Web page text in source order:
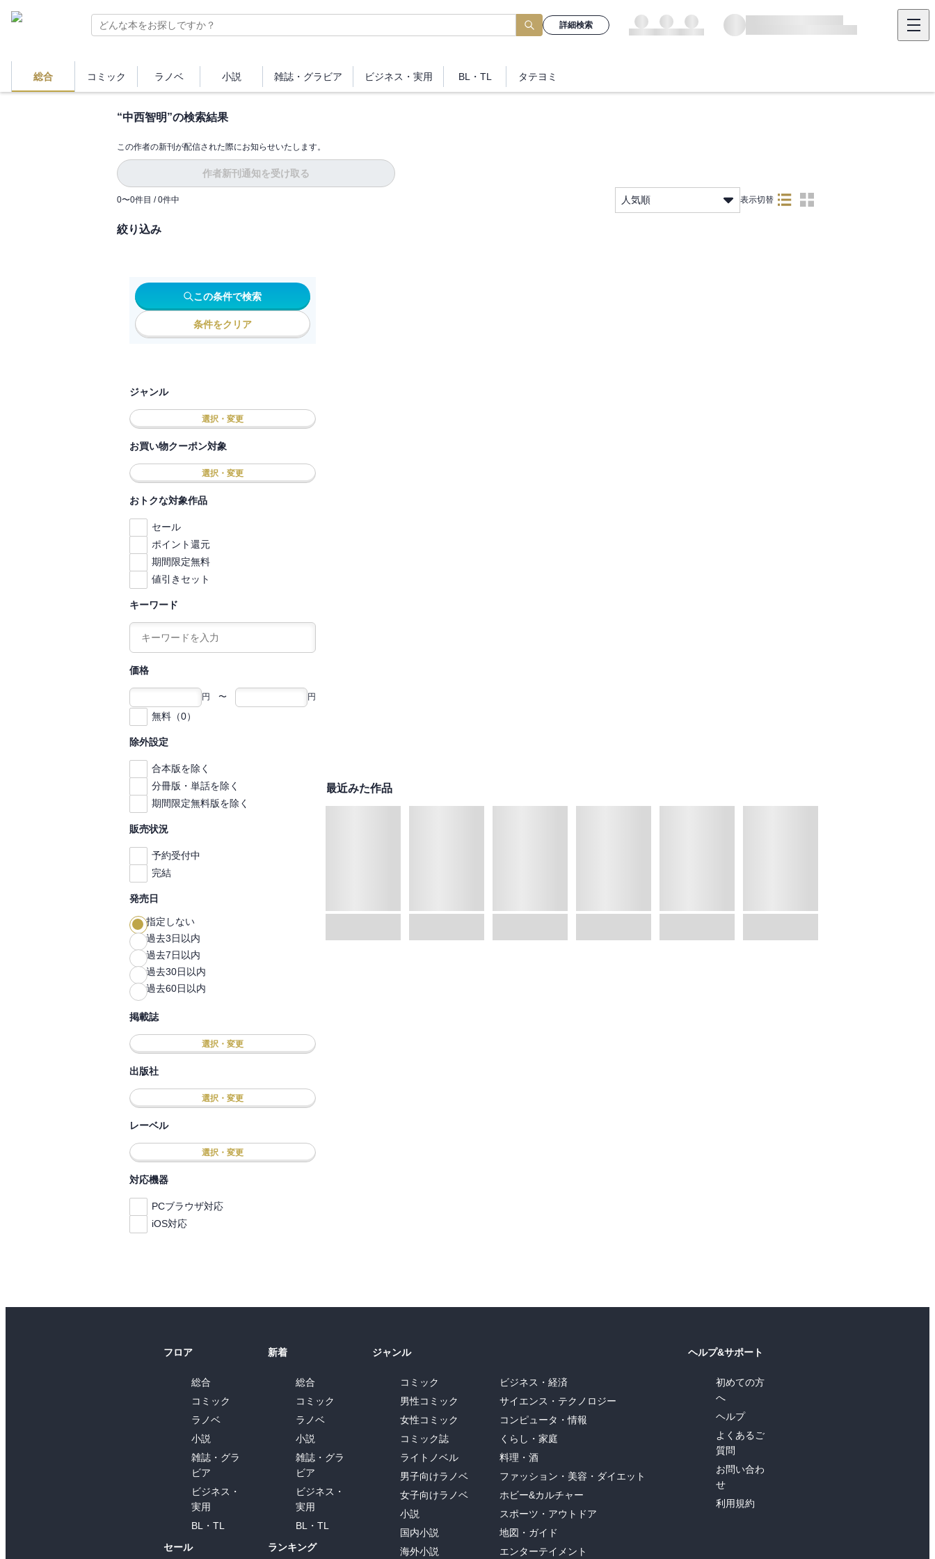
詳細検索
総合 コミック ラノベ 小説 雑誌・ グラビア ビジネス ・実用 BL・TL タテヨミ
“中西智明”の検索結果
この作者の新刊が配信された際にお知らせいたします。
作者新刊通知を受け取る
0〜0件目 / 0件中 人気順 表示切替
絞り込み
この条件で検索
条件をクリア
ジャンル
選択・変更
お買い物クーポン対象
選択・変更
おトクな対象作品
セール
ポイント還元
期間限定無料
値引きセット
キーワード
価格
円 〜 円
無料（0）
除外設定
合本版を除く
分冊版・単話を除く
期間限定無料版を除く
販売状況
予約受付中
完結
発売日
指定しない
過去3日以内
過去7日以内
過去30日以内
過去60日以内
掲載誌
選択・変更
出版社
選択・変更
レーベル
選択・変更
対応機器
PCブラウザ対応
iOS対応
最近みた作品
フロア
総合
コミック
ラノベ
小説
雑誌・グラ
ビア
ビジネス・
実用
BL・TL
セール
新着
総合
コミック
ラノベ
小説
雑誌・グラ
ビア
ビジネス・
実用
BL・TL
ランキング
ジャンル
コミック
男性コミック
女性コミック
コミック誌
ライトノベル
男子向けラノベ
女子向けラノベ
小説
国内小説
海外小説
ビジネス・経済
サイエンス・テクノロジー
コンピュータ・情報
くらし・家庭
料理・酒
ファッション・美容・ダイエット
ホビー&カルチャー
スポーツ・アウトドア
地図・ガイド
エンターテイメント
ヘルプ&サポート
初めての方
へ
ヘルプ
よくあるご
質問
お問い合わ
せ
利用規約